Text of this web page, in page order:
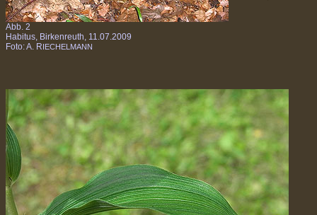
Abb. 2
Habitus, Birkenreuth, 11.07.2009
Foto: A. RIECHELMANN